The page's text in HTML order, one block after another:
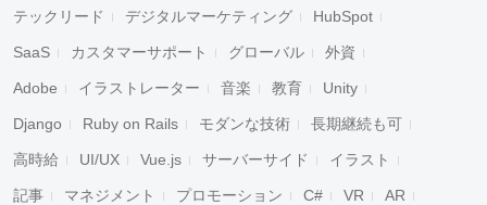
テックリード デジタルマーケティング HubSpot
SaaS カスタマーサポート グローバル 外資
Adobe イラストレーター 音楽 教育 Unity
Django Ruby on Rails モダンな技術 長期継続も可
高時給 UI/UX Vue.js サーバーサイド イラスト
記事 マネジメント プロモーション C# VR AR